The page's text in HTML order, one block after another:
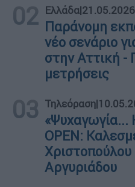
02 Ελλάδα|
Παράνομη
νέο σενάριο
στην Αττική -
μετρήσεις
03 Τηλεόραση|
«Ψυχαγωγία...
OPEN:
Αργυριάδου